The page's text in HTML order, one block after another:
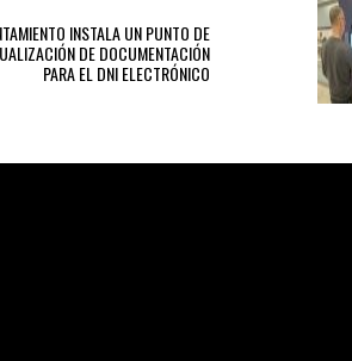
INSTALA UN PUNTO DE
DE DOCUMENTACIÓN
PARA EL DNI ELECTRÓNICO